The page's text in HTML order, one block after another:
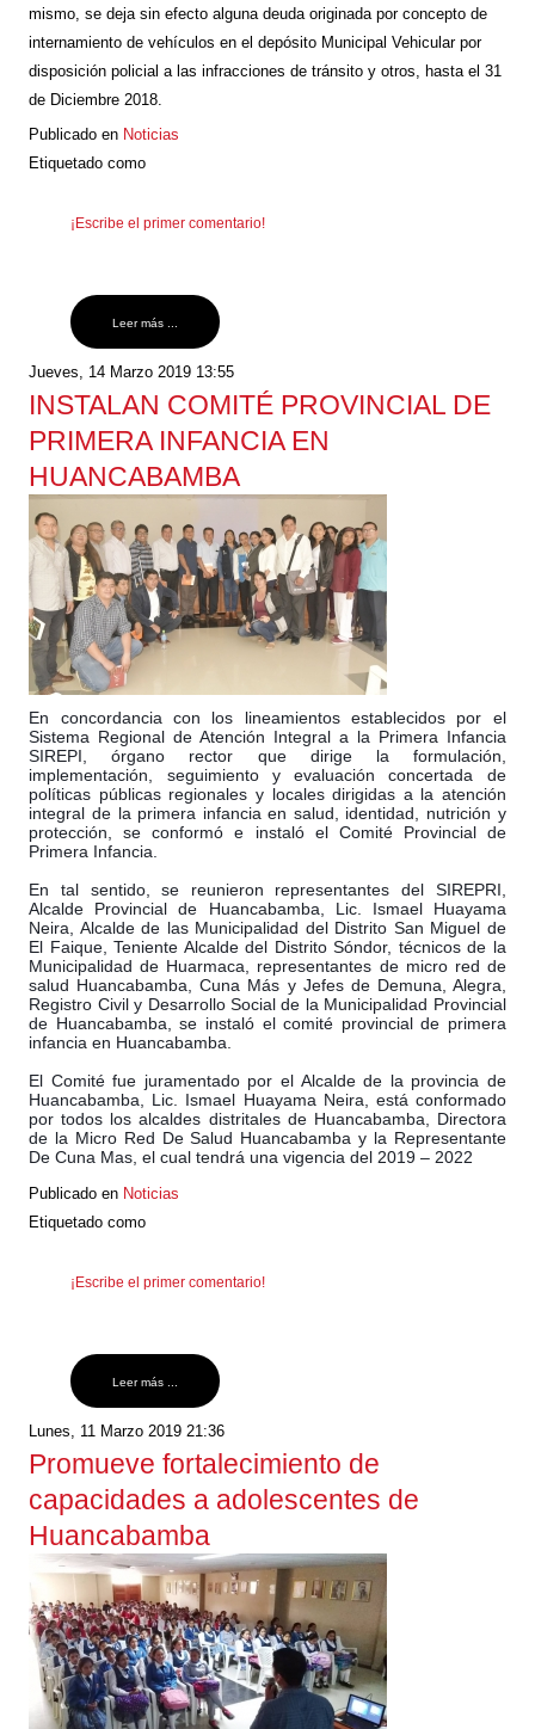
mismo, se deja sin efecto alguna deuda originada por concepto de
internamiento de vehículos en el depósito Municipal Vehicular por
disposición policial a las infracciones de tránsito y otros, hasta el 31
de Diciembre 2018.
Publicado en Noticias
Etiquetado como
¡Escribe el primer comentario!
Leer más ...
Jueves, 14 Marzo 2019 13:55
INSTALAN COMITÉ PROVINCIAL DE
PRIMERA INFANCIA EN
HUANCABAMBA
En concordancia con los lineamientos establecidos por el
Sistema Regional de Atención Integral a la Primera Infancia
SIREPI, órgano rector que dirige la formulación,
implementación, seguimiento y evaluación concertada de
políticas públicas regionales y locales dirigidas a la atención
integral de la primera infancia en salud, identidad, nutrición y
protección, se conformó e instaló el Comité Provincial de
Primera Infancia.
En tal sentido, se reunieron representantes del SIREPRI,
Alcalde Provincial de Huancabamba, Lic. Ismael Huayama
Neira, Alcalde de las Municipalidad del Distrito San Miguel de
El Faique, Teniente Alcalde del Distrito Sóndor, técnicos de la
Municipalidad de Huarmaca, representantes de micro red de
salud Huancabamba, Cuna Más y Jefes de Demuna, Alegra,
Registro Civil y Desarrollo Social de la Municipalidad Provincial
de Huancabamba, se instaló el comité provincial de primera
infancia en Huancabamba.
El Comité fue juramentado por el Alcalde de la provincia de
Huancabamba, Lic. Ismael Huayama Neira, está conformado
por todos los alcaldes distritales de Huancabamba, Directora
de la Micro Red De Salud Huancabamba y la Representante
De Cuna Mas, el cual tendrá una vigencia del 2019 – 2022
Publicado en Noticias
Etiquetado como
¡Escribe el primer comentario!
Leer más ...
Lunes, 11 Marzo 2019 21:36
Promueve fortalecimiento de
capacidades a adolescentes de
Huancabamba